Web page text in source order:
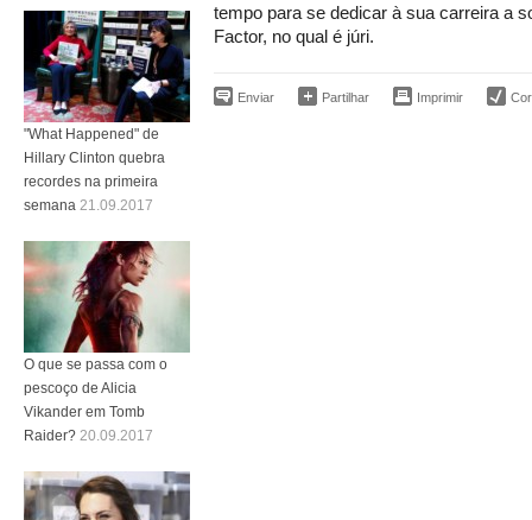
tempo para se dedicar à sua carreira a
Factor, no qual é júri.
Enviar Partilhar Imprimir
"What Happened" de
Hillary Clinton quebra
recordes na primeira
semana 21.09.2017
O que se passa com o
pescoço de Alicia
Vikander em Tomb
Raider? 20.09.2017